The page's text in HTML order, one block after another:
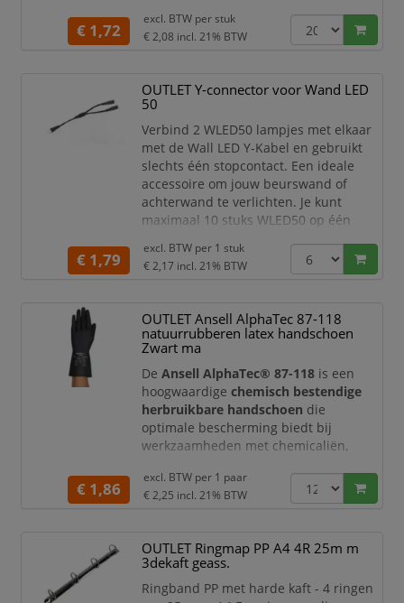
tusse nbladen. Top budget!
€ 1,72
excl. BTW perstuk
€ 2,08 incl. 21% BTW
OUTLET Y-connector voor Wand LED
50
Verbind 2 WLED50 lampjes met elkaar
met de Wall LED Y-Kabel en gebruikt
slechts één stopcontact. Een ideale
accessoire om jouw beurswand of
achterwand te verlichten. Je kunt
maximaal 10 stuks WLED50 op één
LED-lichtconnector
Maximale capaciteit is 10 x
WLED50 op 1 stopcontact
€ 1,79
excl. BTW per 1 stuk
€ 2,17 incl. 21% BTW
OUTLET Ansell AlphaTec 87-118
natuurrubberen latex handschoen
Zwart ma
DeAnsell AlphaTec® 87-118 is een
hoogwaardigechemisch bestendige
herbruikbare handschoen die
optimale bescherming biedt bij
werkzaamheden met chemicaliën,
vloeistoffen. De handschoen is
vervaardigd uit natuurlijk rubberlatex
transpiratie absorbeert en het
draagcomfort tijdens langdurig gebruik
verhoogt. Dankzij hetvisgraatprofiel
€ 1,86
excl. BTW per 1 paar
€ 2,25 incl. 21% BTW
OUTLET Ringmap PP A4 4R 25m m
3dekaft geass.
Ringband PP met harde kaft - 4 ringen